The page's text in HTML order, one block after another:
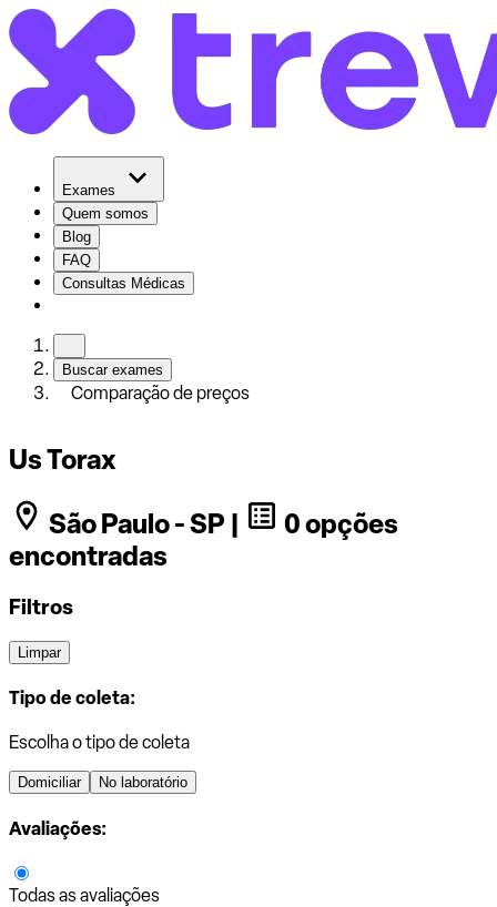
Exames
Quem somos
Blog
FAQ
Consultas Médicas
Buscar exames
Comparação de preços
Us Torax
São Paulo - SP |
0 opções
encontradas
Filtros
Limpar
Tipo de coleta:
Escolha o tipo de coleta
Domiciliar No laboratório
Avaliações:
Todas as avaliações